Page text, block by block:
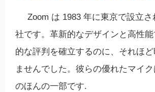
Zoom は 1983 年に東京で設立
社です。革新的なデザインと高性
的な評判を確立するのに、それほど
ませんでした。彼らの優れたマイ
のほんの一部です.